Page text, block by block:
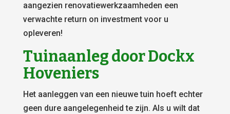
aangezien renovatiewerkzaamheden een
verwachte return on investment voor u
opleveren!
Tuinaanleg door Dockx
Hoveniers
Het aanleggen van een nieuwe tuin hoeft echter
geen dure aangelegenheid te zijn. Als u wilt dat